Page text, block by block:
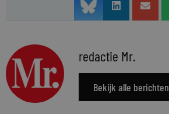
redactie Mr.
Bekijk alle berichten